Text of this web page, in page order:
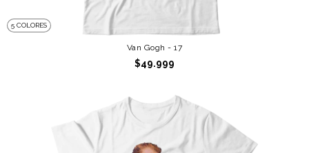
5 COLORES
Van Gogh - 17
$49.999